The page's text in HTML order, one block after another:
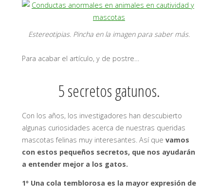
Estereotipias. Pincha en la imagen para saber más.
Para acabar el artículo, y de postre…
5 secretos gatunos.
Con los años, los investigadores han descubierto
algunas curiosidades acerca de nuestras queridas
mascotas felinas muy interesantes. Así que vamos
con estos pequeños secretos, que nos ayudarán
a entender mejor a los gatos.
1º Una cola temblorosa es la mayor expresión de